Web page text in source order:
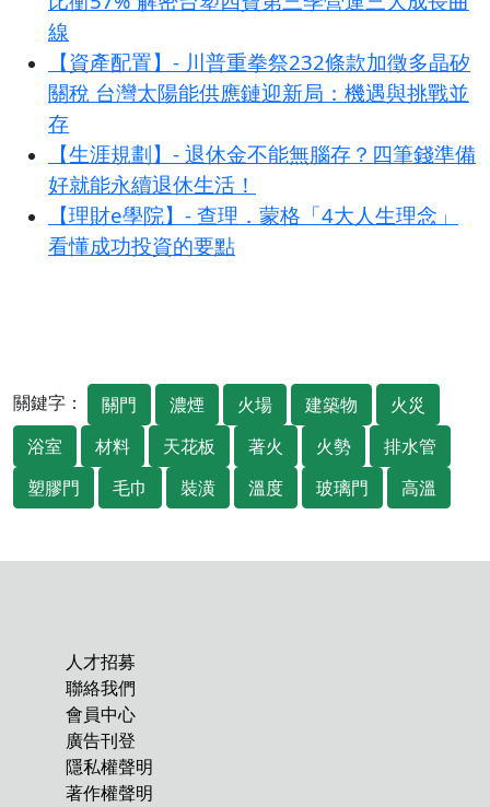
線
【資產配置】- 川普重拳祭232條款加徵多晶矽
關稅 台灣太陽能供應鏈迎新局：機遇與挑戰並
存
【生涯規劃】- 退休金不能無腦存？四筆錢準備
好就能永續退休生活！
【理財e學院】- 查理．蒙格「4大人生理念」
看懂成功投資的要點
關鍵字： 關門 濃煙 火場 建築物
火災
浴室
材料 天花板 著火 火勢
排水管
塑膠門
毛巾 裝潢 溫度 玻璃門 高溫
人才招募
聯絡我們
會員中心
廣告刊登
隱私權聲明
著作權聲明